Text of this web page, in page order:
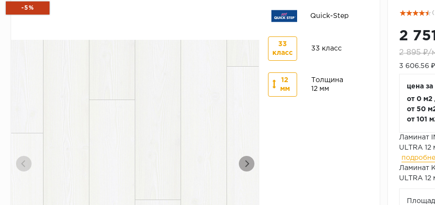
-5%
Quick-Step
33
класс
33 класс
12
мм
Толщина
12 мм
2
2 895 ₽/
3 606.56
цена за
от 0 м2
от 50
от 101
Ламинат
ULTRA
Ламинат
ULTRA 12